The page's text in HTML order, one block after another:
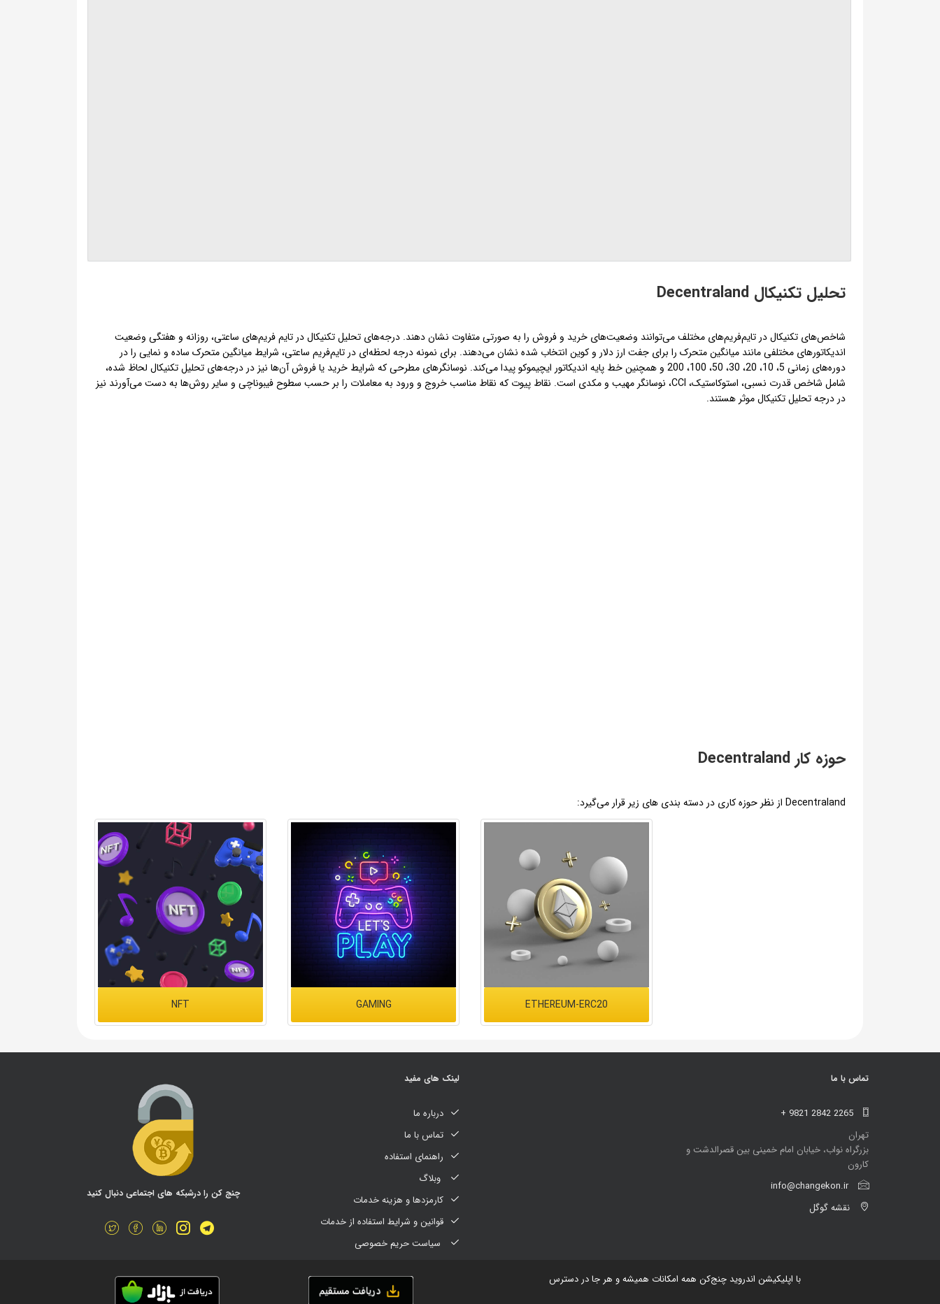
تحلیل تکنیکال Decentraland
شاخص‌های تکنیکال در تایم‌فریم‌های مختلف می‌توانند وضعیت‌های خرید و فروش را به صورتی متفاوت نشان دهند. درجه‌های تحلیل تکنیکال در تایم فریم‌های ساعتی، روزانه و هفتگی وضعیت
اندیکاتورهای مختلفی مانند میانگین متحرک را برای جفت ارز دلار و کوین انتخاب شده نشان می‌دهند. برای نمونه درجه لحظه‌ای در تایم‌فریم ساعتی، شرایط میانگین متحرک ساده و نمایی را در
دوره‌های زمانی 5، 10، 20، 30، 50، 100، 200 و همچنین خط پایه اندیکاتور ایچیموکو پیدا می‌کند. نوسانگرهای مطرحی که شرایط خرید یا فروش آن‌ها نیز در درجه‌های تحلیل تکنیکال لحاظ شده،
شامل شاخص قدرت نسبی، استوکاستیک، CCI، نوسانگر مهیب و مکدی است. نقاط پیوت که نقاط مناسب خروج و ورود به معاملات را بر حسب سطوح فیبوناچی و سایر روش‌ها به دست می‌آورند نیز
در درجه تحلیل تکنیکال موثر هستند.
حوزه کار Decentraland
Decentraland از نظر حوزه کاری در دسته بندی های زیر قرار می‌گیرد:
NFT GAMING ETHEREUM-ERC20
چنج کن را درشبکه های اجتماعی دنبال کنید
لینک های مفید
درباره ما
تماس با ما
راهنمای استفاده
کارمزدها و هزینه خدمات
قوانین و شرایط استفاده از خدمات
تماس با ما
+ 9821 2842 2265
تهران
بزرگراه نواب، خیابان امام خمینی بین قصرالدشت و
کارون
info@changekon.ir
با اپلیکیشن اندروید چنج‌کن همه امکانات همیشه و هر جا در دسترس